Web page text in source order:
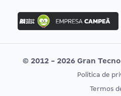
Concurso Ibama
Concurso MPU
Editais publicados
CONCURSOS POR PROFISSÃO
© 2012 - 2026 Gran
Política de
Termos